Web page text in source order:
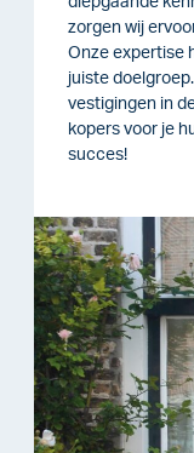
zorgen wij
Onze expertise
juiste
vestigingen in
kopers voor je
succes!